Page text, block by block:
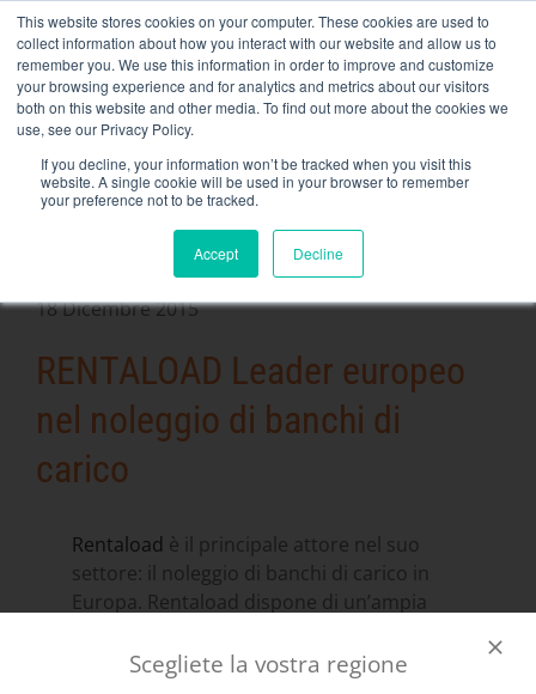
This website stores cookies on your computer. These cookies are used to
collect information about how you interact with our website and allow us to
remember you. We use this information in order to improve and customize
your browsing experience and for analytics and metrics about our visitors
both on this website and other media. To find out more about the cookies we
use, see our Privacy Policy.
If you decline, your information won’t be tracked when you visit this
website. A single cookie will be used in your browser to remember
your preference not to be tracked.
Accept Decline
content
NEW FLEET: Banche di carico da 3,5 MW / MVA disponibili,
maggiori informazioni qui.
CONTATTO
Toggle
Servizi correlati
Secteurs et solutions
https://rentaload.com/es/empresa-banco-de-carga-
Risorse
Contatto
Calendario
18 Dicembre 2015
RENTALOAD Leader europeo
nel noleggio di banchi di
carico
Rentaload è il principale attore nel suo
settore: il noleggio di banchi di carico in
Europa. Rentaload dispone di un’ampia
per soddisfare tutte le esigenze del
Scegliete la vostra regione